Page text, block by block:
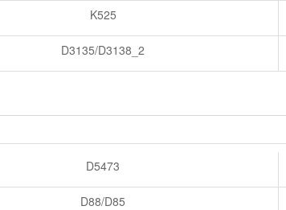
K525
D3135/D3138_2
D5473
D88/D85